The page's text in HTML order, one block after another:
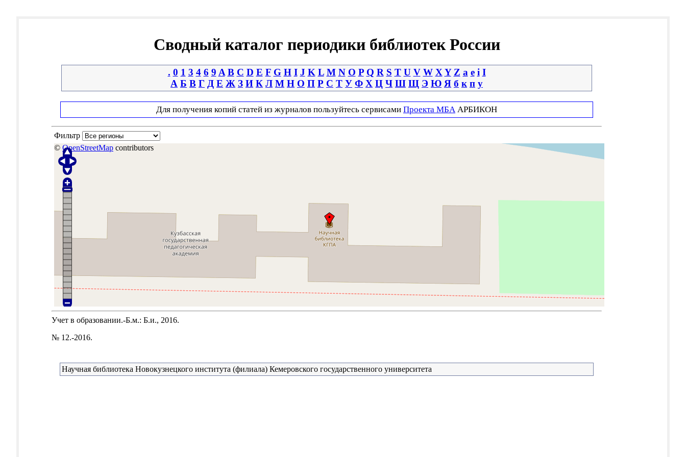
Сводный каталог периодики библиотек России
. 0 1 3 4 6 9 A B C D E F G H I J K L M N O P Q R S T U V W X Y Z a e i І
А Б В Г Д Е Ж З И К Л М Н О П Р С Т У Ф Х Ц Ч Ш Щ Э Ю Я б к п у
Для получения копий статей из журналов пользуйтесь сервисами Проекта МБА АРБИКОН
Фильтр
© OpenStreetMap contributors
Учет в образовании.-Б.м.: Б.и., 2016.
№ 12.-2016.
Научная библиотека Новокузнецкого института (филиала) Кемеровского государственного университета